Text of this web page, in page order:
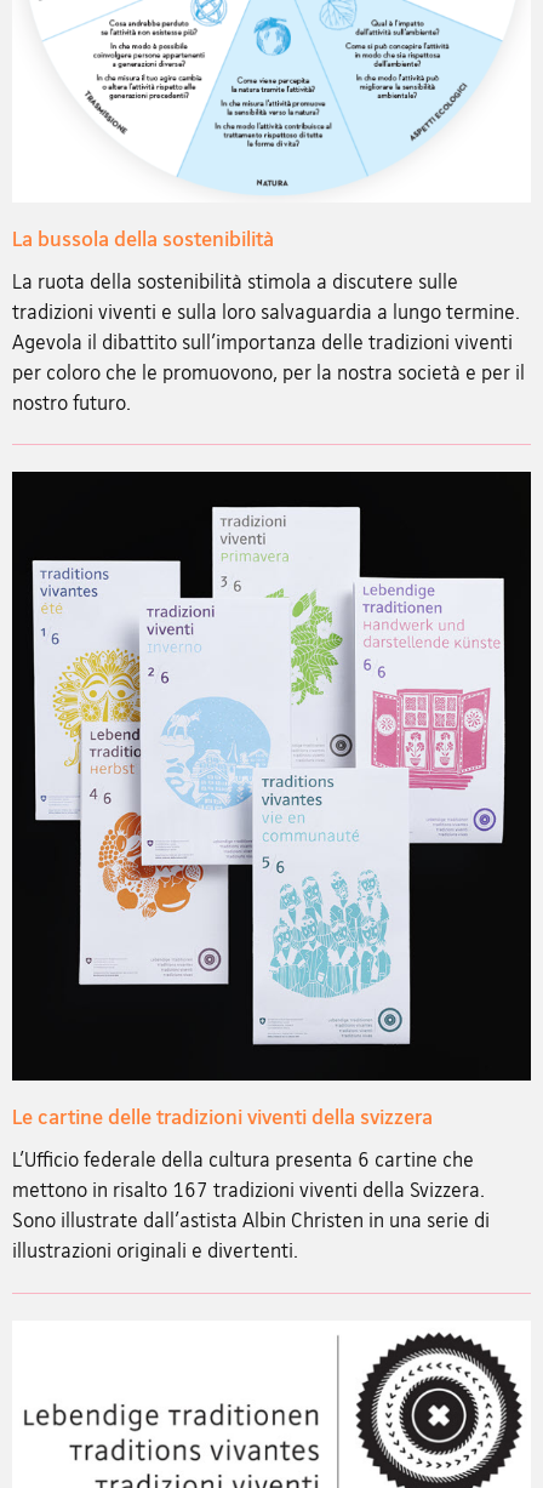
La bussola della sostenibilità
La ruota della sostenibilità stimola a discutere sulle
tradizioni viventi e sulla loro salvaguardia a lungo termine.
Agevola il dibattito sull’importanza delle tradizioni viventi
per coloro che le promuovono, per la nostra società e per il
nostro futuro.
Le cartine delle tradizioni viventi della svizzera
L'Ufficio federale della cultura presenta 6 cartine che
mettono in risalto 167 tradizioni viventi della Svizzera.
Sono illustrate dall'astista Albin Christen in una serie di
illustrazioni originali e divertenti.